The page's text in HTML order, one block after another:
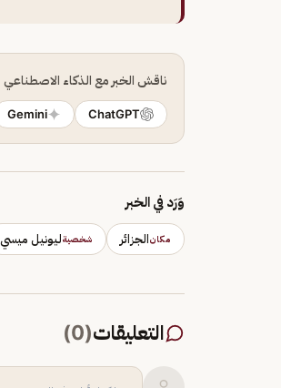
ناقش الخبر مع الذكاء الاصطناعي
ChatGPT
Gemini
وَرَد في الخبر
مكانالجزائر شخصيةليونيل ميسي
التعليقات(
0
)